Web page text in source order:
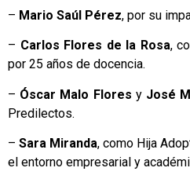
– Mario Saúl Pérez, por su
– Carlos Flores de la Rosa,
por 25 años de docencia.
– Óscar Malo Flores y José
Predilectos.
– Sara Miranda, como Hija
el entorno empresarial y